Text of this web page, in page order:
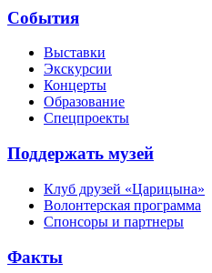
События
Выставки
Экскурсии
Концерты
Образование
Спецпроекты
Поддержать музей
Клуб друзей «Царицына»
Волонтерская программа
Спонсоры и партнеры
Факты